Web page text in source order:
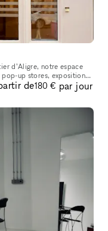
d’Aligre, notre espace
up stores, expositions,
Entre
de180 € par jour